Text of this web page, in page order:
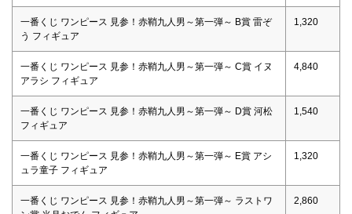
一番くじ ワンピース 見参！赤鞘九人男～第一弾～ B賞 雷ぞ
う フィギュア
1,320
一番くじ ワンピース 見参！赤鞘九人男～第一弾～ C賞 イヌ
アラシ フィギュア
4,840
一番くじ ワンピース 見参！赤鞘九人男～第一弾～ D賞 河松
フィギュア
1,540
一番くじ ワンピース 見参！赤鞘九人男～第一弾～ E賞 アシ
ュラ童子 フィギュア
1,320
一番くじ ワンピース 見参！赤鞘九人男～第一弾～ ラストワ
2,860